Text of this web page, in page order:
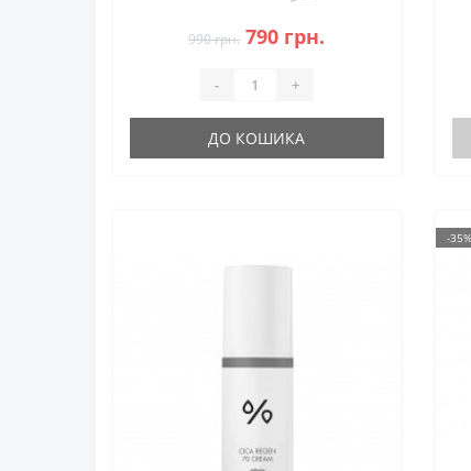
фільтрів нового покоління
990 грн. 790 грн.
- +
ДО КОШИКА
-35%